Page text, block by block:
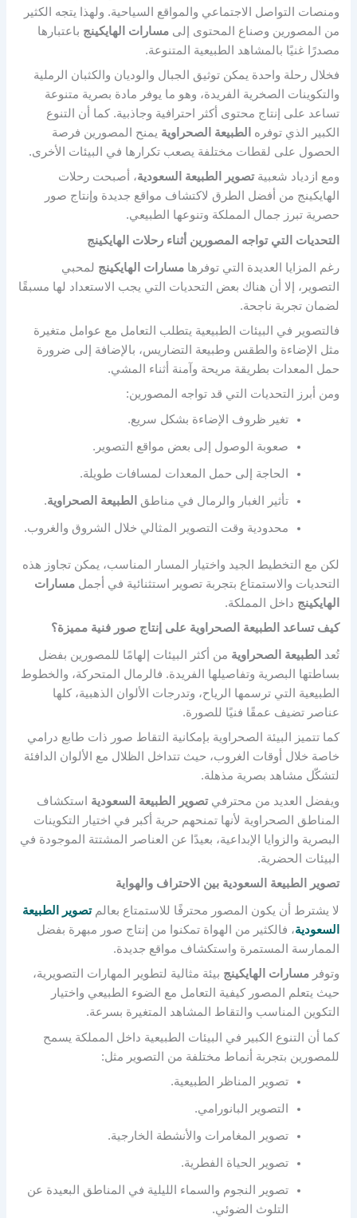
ومنصات التواصل الاجتماعي والمواقع السياحية. ولهذا يتجه الكثير
من المصورين وصناع المحتوى إلىمسارات الهايكينج باعتبارها
مصدرًا غنيًا بالمشاهد الطبيعية المتنوعة.
فخلال رحلة واحدة يمكن توثيق الجبال والوديان والكثبان الرملية
والتكوينات الصخرية الفريدة، وهو ما يوفر مادة بصرية متنوعة
تساعد على إنتاج محتوى أكثر احترافية وجاذبية. كما أن التنوع
الكبير الذي توفره
الطبيعة الصحراوية يمنح المصورين فرصة
الحصول على لقطات مختلفة يصعب تكرارها في البيئات الأخرى.
ومع ازدياد شعبيةتصوير الطبيعة السعودية، أصبحت رحلات
الهايكينج من أفضل الطرق لاكتشاف مواقع جديدة وإنتاج صور
حصرية تبرز جمال المملكة وتنوعها الطبيعي.
التحديات التي تواجه المصورين أثناء رحلات الهايكينج
رغم المزايا العديدة التي توفرهامسارات الهايكينج لمحبي
التصوير، إلا أن هناك بعض التحديات التي يجب الاستعداد لها مسبقًا
لضمان تجربة ناجحة.
فالتصوير في البيئات الطبيعية يتطلب التعامل مع عوامل متغيرة
مثل الإضاءة والطقس وطبيعة التضاريس، بالإضافة إلى ضرورة
حمل المعدات بطريقة مريحة وآمنة أثناء المشي.
ومن أبرز التحديات التي قد تواجه المصورين:
تغير ظروف الإضاءة بشكل سريع.
صعوبة الوصول إلى بعض مواقع التصوير.
الحاجة إلى حمل المعدات لمسافات طويلة.
تأثير الغبار والرمال في مناطق الطبيعة الصحراوية.
محدودية وقت التصوير المثالي خلال الشروق والغروب.
لكن مع التخطيط الجيد واختيار المسار المناسب، يمكن تجاوز هذه
التحديات والاستمتاع بتجربة تصوير استثنائية في أجملمسارات
الهايكينج داخل المملكة.
كيف تساعد الطبيعة الصحراوية على إنتاج صور فنية مميزة؟
تُعد الطبيعة الصحراوية من أكثر البيئات إلهامًا للمصورين بفضل
بساطتها البصرية وتفاصيلها الفريدة. فالرمال المتحركة، والخطوط
الطبيعية التي ترسمها الرياح، وتدرجات الألوان الذهبية، كلها
عناصر تضيف عمقًا فنيًا للصورة.
كما تتميز البيئة الصحراوية بإمكانية التقاط صور ذات طابع درامي
خاصة خلال أوقات الغروب، حيث تتداخل الظلال مع الألوان الدافئة
لتشكّل مشاهد بصرية مذهلة.
ويفضل العديد من محترفيتصوير الطبيعة السعودية استكشاف
المناطق الصحراوية لأنها تمنحهم حرية أكبر في اختيار التكوينات
البصرية والزوايا الإبداعية، بعيدًا عن العناصر المشتتة الموجودة في
البيئات الحضرية.
تصوير الطبيعة السعودية بين الاحتراف والهواية
لا يشترط أن يكون المصور محترفًا للاستمتاع بعالمتصوير الطبيعة
السعودية، فالكثير من الهواة تمكنوا من إنتاج صور مبهرة بفضل
الممارسة المستمرة واستكشاف مواقع جديدة.
وتوفرمسارات الهايكينج بيئة مثالية لتطوير المهارات التصويرية،
حيث يتعلم المصور كيفية التعامل مع الضوء الطبيعي واختيار
التكوين المناسب والتقاط المشاهد المتغيرة بسرعة.
كما أن التنوع الكبير في البيئات الطبيعية داخل المملكة يسمح
للمصورين بتجربة أنماط مختلفة من التصوير مثل:
تصوير المناظر الطبيعية.
التصوير البانورامي.
تصوير المغامرات والأنشطة الخارجية.
تصوير الحياة الفطرية.
تصوير النجوم والسماء الليلية في المناطق البعيدة عن
التلوث الضوئي.